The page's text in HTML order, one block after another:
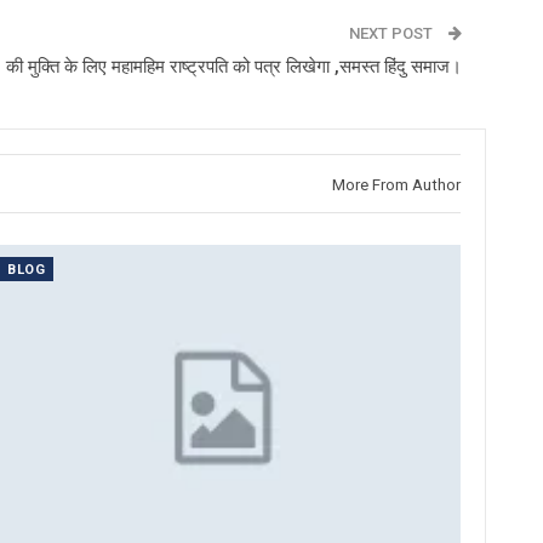
NEXT POST
मुक्ति के लिए महामहिम राष्ट्रपति को पत्र लिखेगा ,समस्त हिंदु समाज।
More From Author
BLOG